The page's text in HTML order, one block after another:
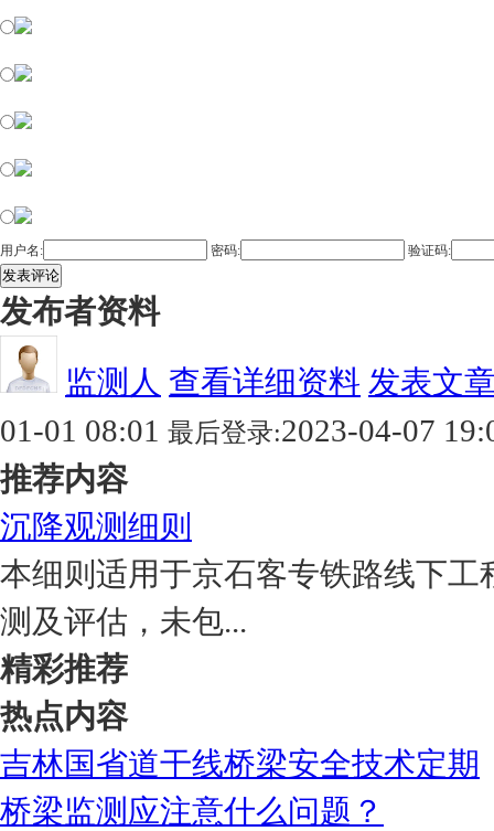
用户名: 密码: 验证码:
发表评论
发布者资料
监测人 查看详细资料 发表文
01-01 08:01 最后登录:2023-04-07
推荐内容
沉降观测细则
本细则适用于京石客专铁路线下
测及评估，未包...
精彩推荐
热点内容
吉林国省道干线桥梁安全技术定期
桥梁监测应注意什么问题？